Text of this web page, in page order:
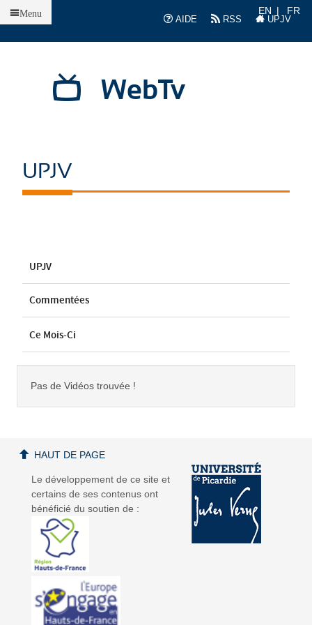
AIDE
RSS UPJV
EN FR
WebTv
Menu
UPJV
UPJV
Commentées
Ce Mois-Ci
Pas de Vidéos trouvée !
Le développement de ce site et
certains de ses contenus ont
bénéficié du soutien de :
HAUT DE PAGE